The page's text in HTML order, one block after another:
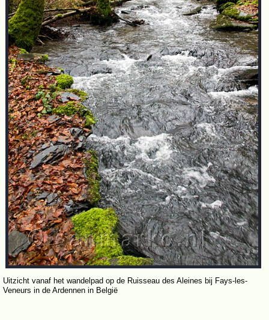
Uitzicht vanaf het wandelpad op de Ruisseau des Aleines bij Fays-les-
Veneurs in de Ardennen in België